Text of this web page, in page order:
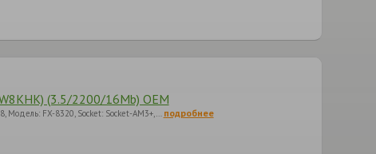
(3.5/2200/16Mb) OEM
Модель: FX-8320, Socket: Socket-AM3+,… подробнее